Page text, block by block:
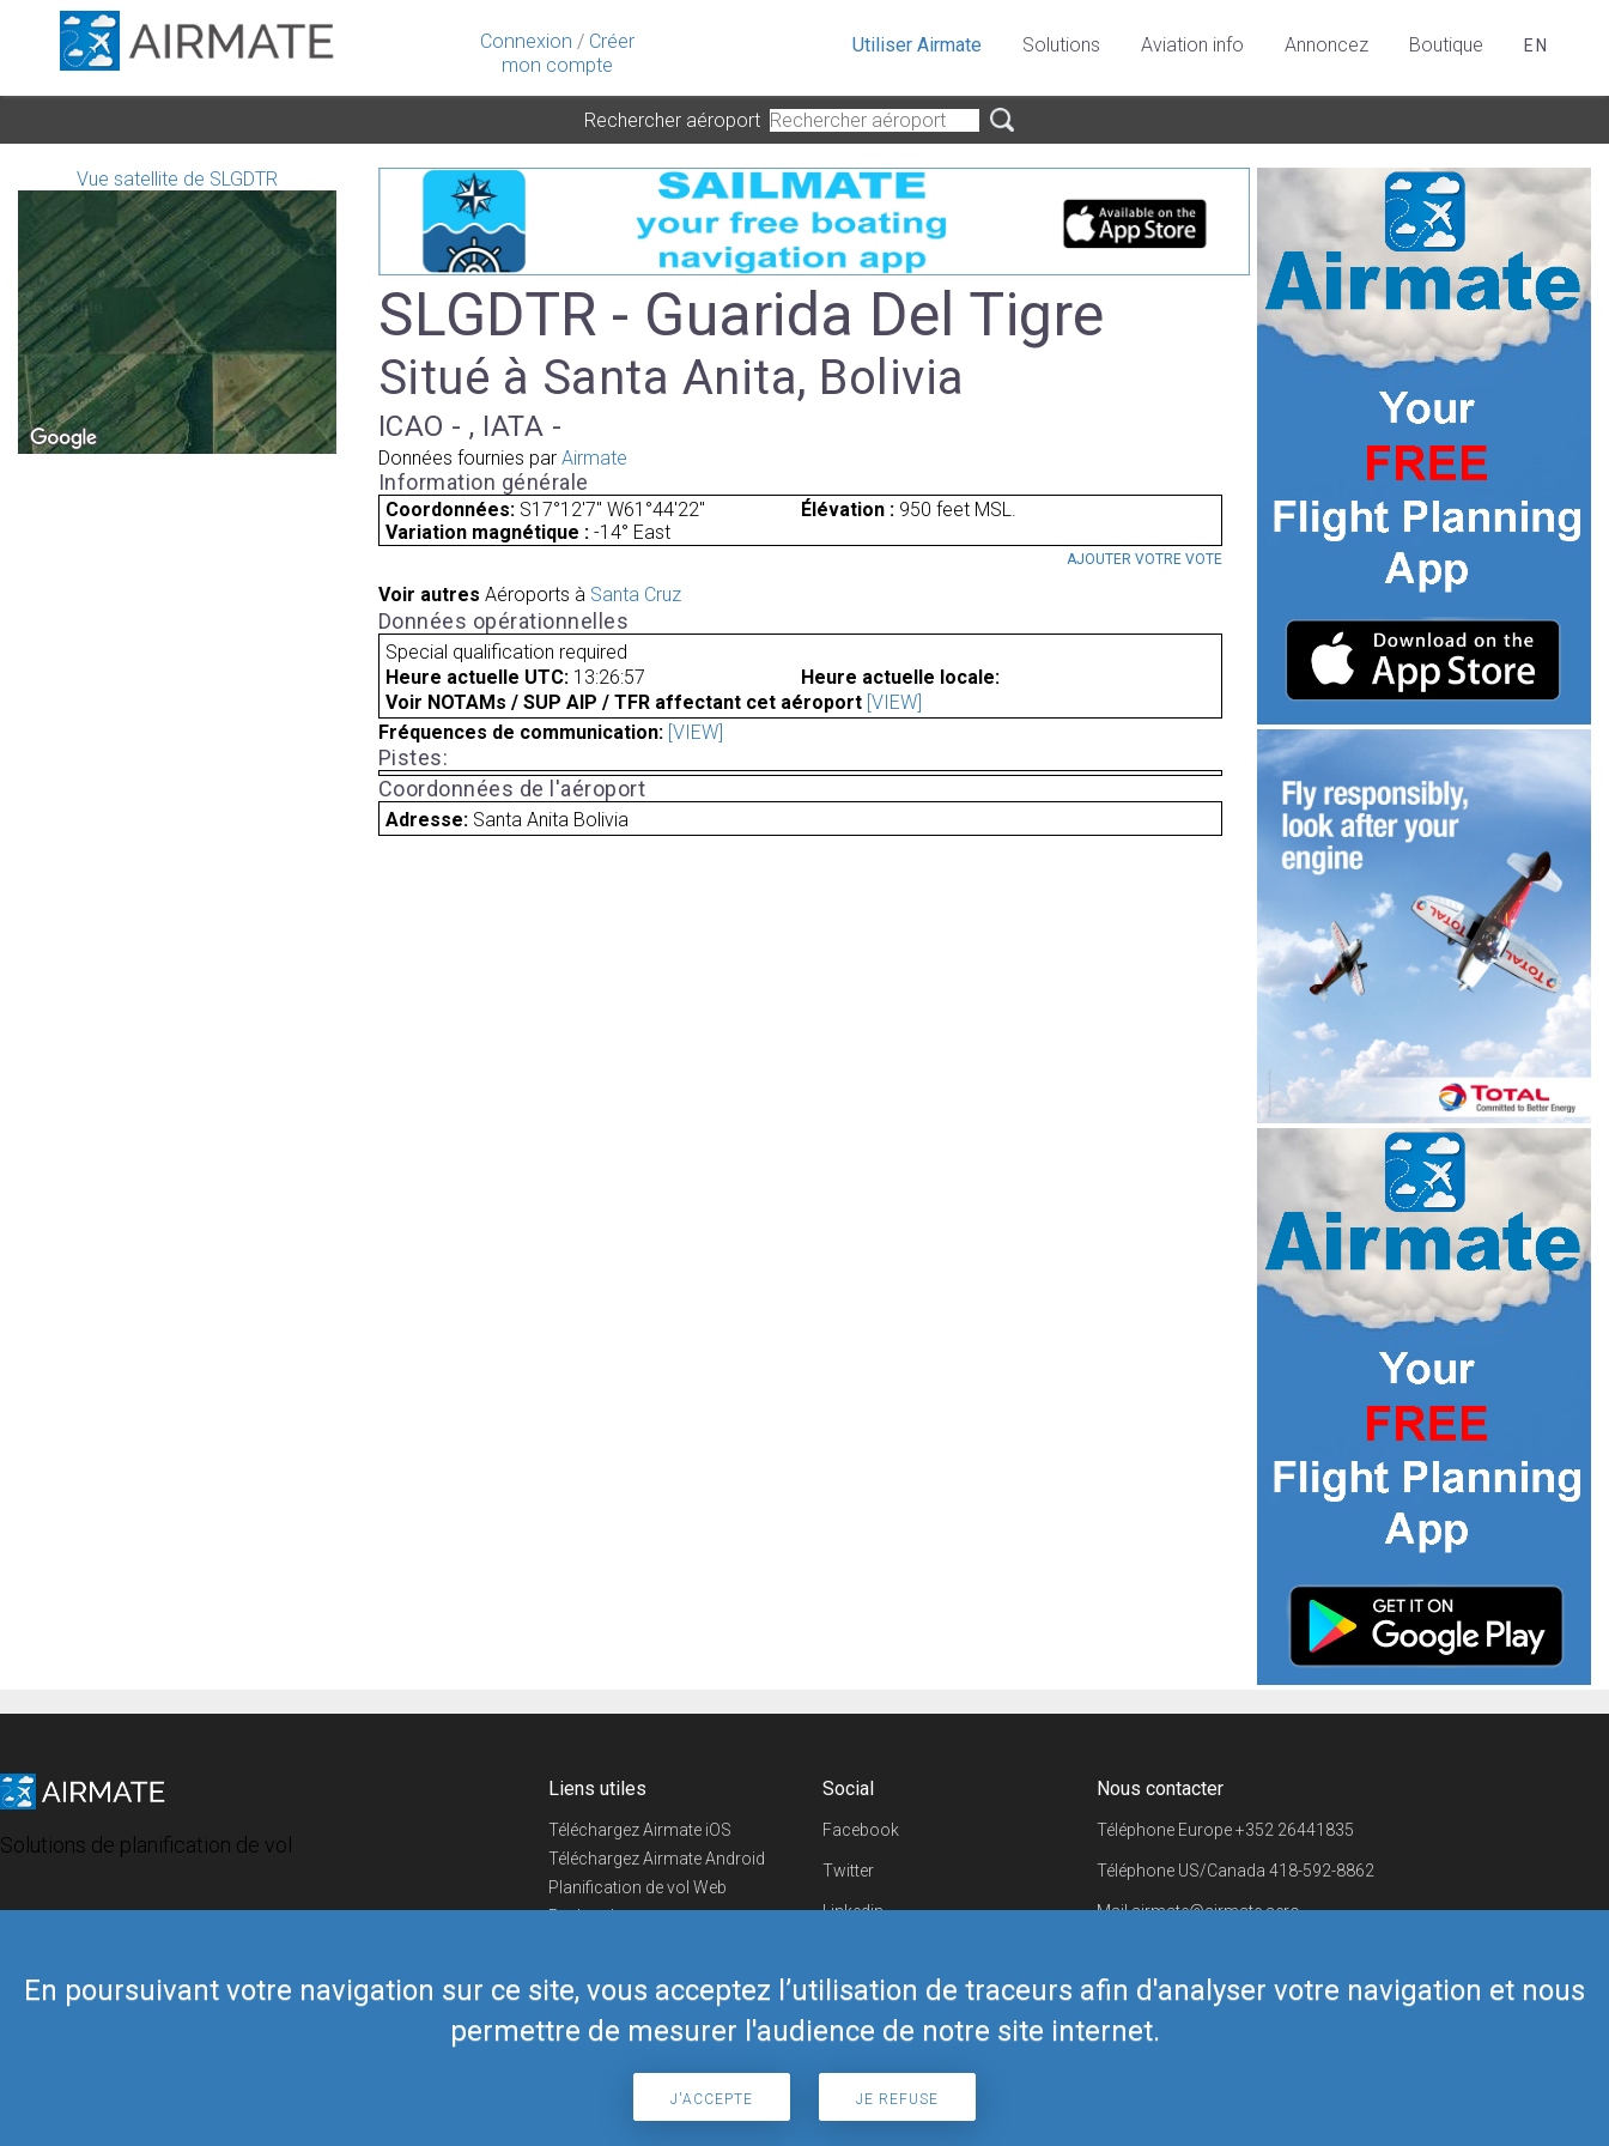
Connexion / Créer
mon compte
En poursuivant votre navigation sur ce site, vous acceptez l’utilisation de traceurs afin d'analyser votre navigation et nous
permettre de mesurer l'audience de notre site internet.
J'ACCEPTE JE REFUSE
Utiliser Airmate Solutions Aviation info Annoncez Boutique EN
Rechercher aéroport
Vue satellite de SLGDTR
SLGDTR - Guarida Del Tigre
Situé à Santa Anita, Bolivia
ICAO - , IATA -
Données fournies par Airmate
Information générale
Coordonnées: S17°12'7" W61°44'22" Élévation :950 feet MSL.
Variation magnétique : -14° East
AJOUTER VOTRE VOTE
Voir autres Aéroports à Santa Cruz
Données opérationnelles
Special qualification required
Heure actuelle UTC: 13:26:57
Heure actuelle locale:
Voir NOTAMs / SUP AIP / TFR affectant cet aéroport [VIEW]
Fréquences de communication: [VIEW]
Pistes:
Coordonnées de l'aéroport
Adresse: Santa Anita Bolivia
Solutions de planification de vol
Liens utiles
Téléchargez Airmate iOS
Téléchargez Airmate Android
Planification de vol Web
Recherche
Boutique Airmate
Social
Facebook
Twitter
Linkedin
Telegram
Nous contacter
Téléphone Europe+352 26441835
Téléphone US/Canada 418-592-8862
Mailairmate@airmate.aero